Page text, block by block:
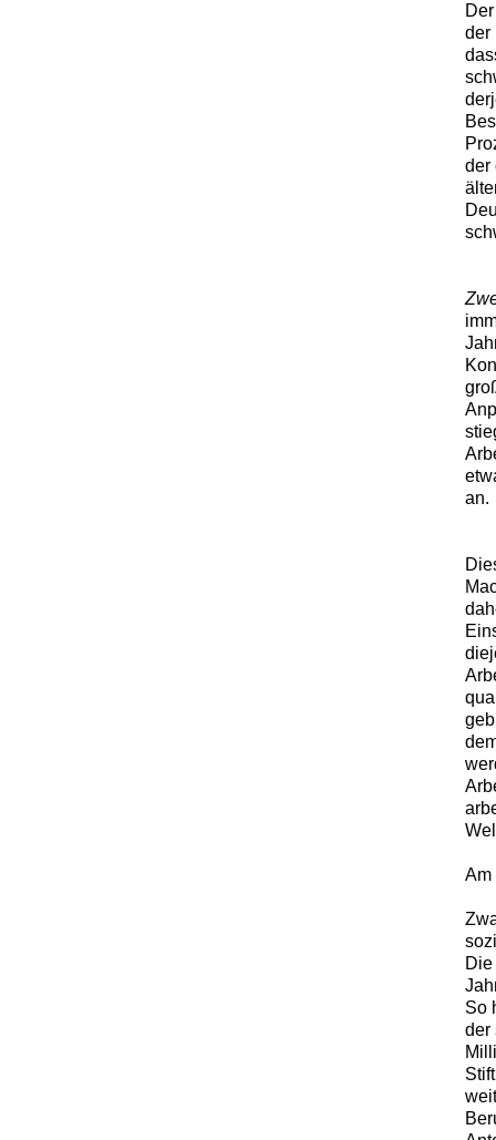
der
der
an.
Am
So
der